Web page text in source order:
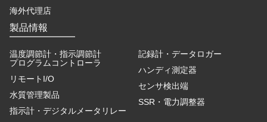
海外代理店
製品情報
温度調節計・指示調節計
プログラムコントローラ
リモートI/O
水質管理製品
指示計・デジタルメータリレー
記録計・データロガー
ハンディ測定器
センサ検出端
SSR・電力調整器